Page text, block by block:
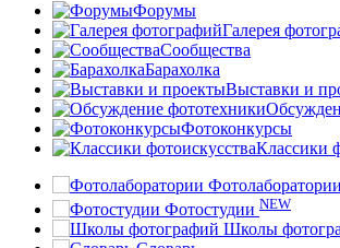
Форумы
Галерея
Сообщества
Барахолка
Выставки и
Фотоконкурсы
Классики
Фотолаборатории
Фотостудии NEW
Школы